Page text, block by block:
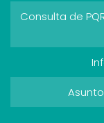
Consulta de